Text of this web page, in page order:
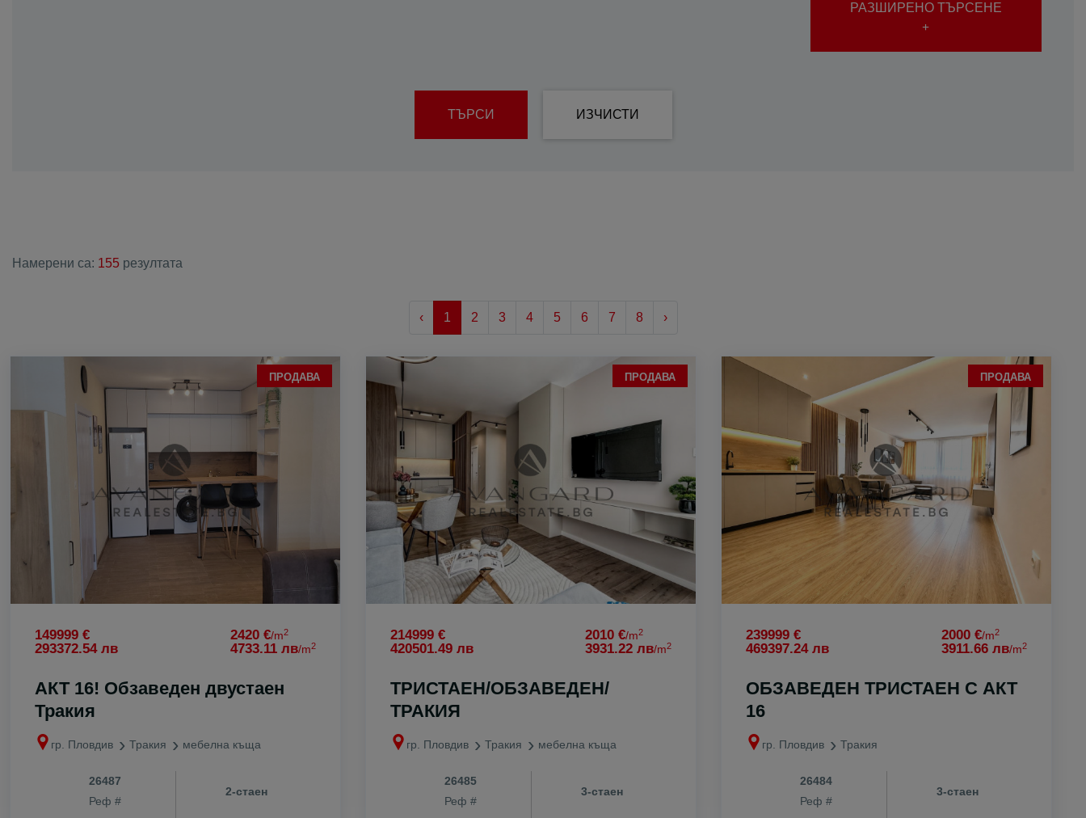
с. Крислово
с. Крумово
с. Първенец
с. Радиново
с. Руен
с. Скутаре
Къщи
РАЗШИРЕНО ТЪРСЕНЕ
ТЪРСИ ИЗЧИСТИ
Намерени са: 155 резултата
‹ 1 2 3 4 5 6 7 8 ›
ПРОДАВА
149999 €
293372.54 лв
2420 €/m2
4733.11 лв/m2
АКТ 16! Обзаведен двустаен
Тракия
гр. Пловдив Тракия мебелна къща
26487
Реф #
2-стаен
ПРОДАВА
214999 €
420501.49 лв
2010 €/m2
3931.22 лв/m2
ТРИСТАЕН/ОБЗАВЕДЕН/
ТРАКИЯ
гр. Пловдив Тракия мебелна къща
26485
Реф #
3-стаен
ПРОДАВА
239999 €
469397.24 лв
2000 €/m2
3911.66 лв/m2
ОБЗАВЕДЕН ТРИСТАЕН С АКТ
16
гр. Пловдив Тракия
26484
Реф #
3-стаен